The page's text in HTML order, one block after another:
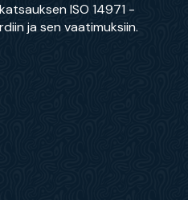
ISO 14971 -
ja sen vaatimuksiin.